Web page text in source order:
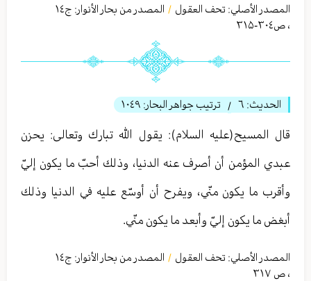
المصدر الأصلي: تحف العقول / المصدر من بحار الأنوار: ج١٤
، ص٣٠٤-۳۱۵
الحديث: ٦ / ترتيب جواهر البحار: ١٠٤٩
قال المسيح(عليه السلام): يقول الله تبارك وتعالی: يحزن
عبدي المؤمن أن أصرف عنه الدنيا، وذلك أحبّ ما يكون إليّ
وأقرب ما يكون منّي، ويفرح أن أوسّع عليه في الدنيا وذلك
أبغض ما يكون إليّ وأبعد ما يكون منّي.
المصدر الأصلي: تحف العقول / المصدر من بحار الأنوار: ج١٤
، ص ٣١٧